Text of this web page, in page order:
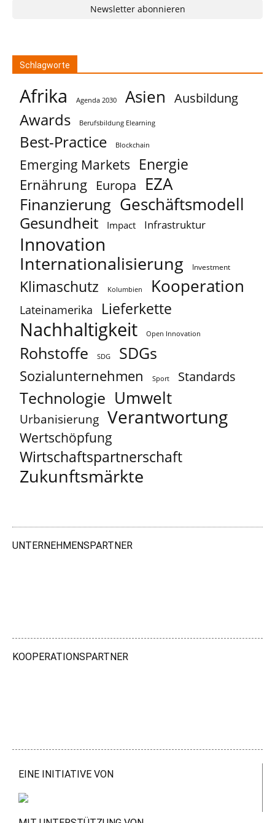
Newsletter abonnieren
Schlagworte
Afrika Agenda 2030 Asien Ausbildung
Awards Berufsbildung Elearning
Best-Practice Blockchain
Emerging Markets Energie
Ernährung Europa EZA
Finanzierung Geschäftsmodell
Gesundheit Impact Infrastruktur
Innovation
Internationalisierung Investment
Klimaschutz Kolumbien Kooperation
Lateinamerika Lieferkette
Nachhaltigkeit Open Innovation
Rohstoffe SDG SDGs
Sozialunternehmen Sport Standards
Technologie Umwelt
Urbanisierung Verantwortung
Wertschöpfung
Wirtschaftspartnerschaft
Zukunftsmärkte
UNTERNEHMENSPARTNER
KOOPERATIONSPARTNER
EINE INITIATIVE VON